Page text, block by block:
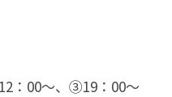
：00〜、③19：00〜